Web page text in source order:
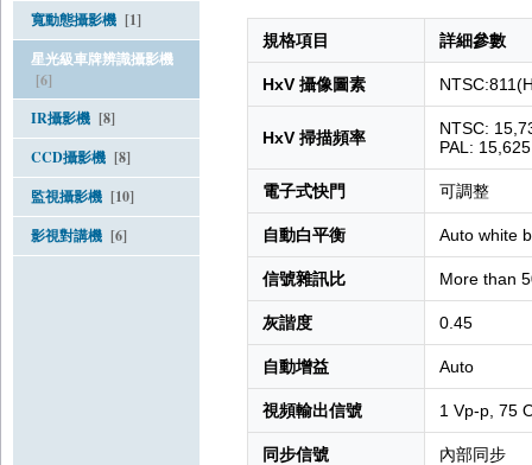
寬動態攝影機 [1]
星光級車牌辨識攝影機
[6]
IR攝影機 [8]
CCD攝影機 [8]
監視攝影機 [10]
影視對講機 [6]
規格項目 詳細參數
HxV 攝像圖素
HxV 掃描頻率
NTSC:
PAL:
電子式快門 可調整
自動白平衡 Auto white
信號雜訊比 More than
灰諧度 0.45
自動增益 Auto
視頻輸出信號 1 Vp-p, 75
同步信號 內部同步